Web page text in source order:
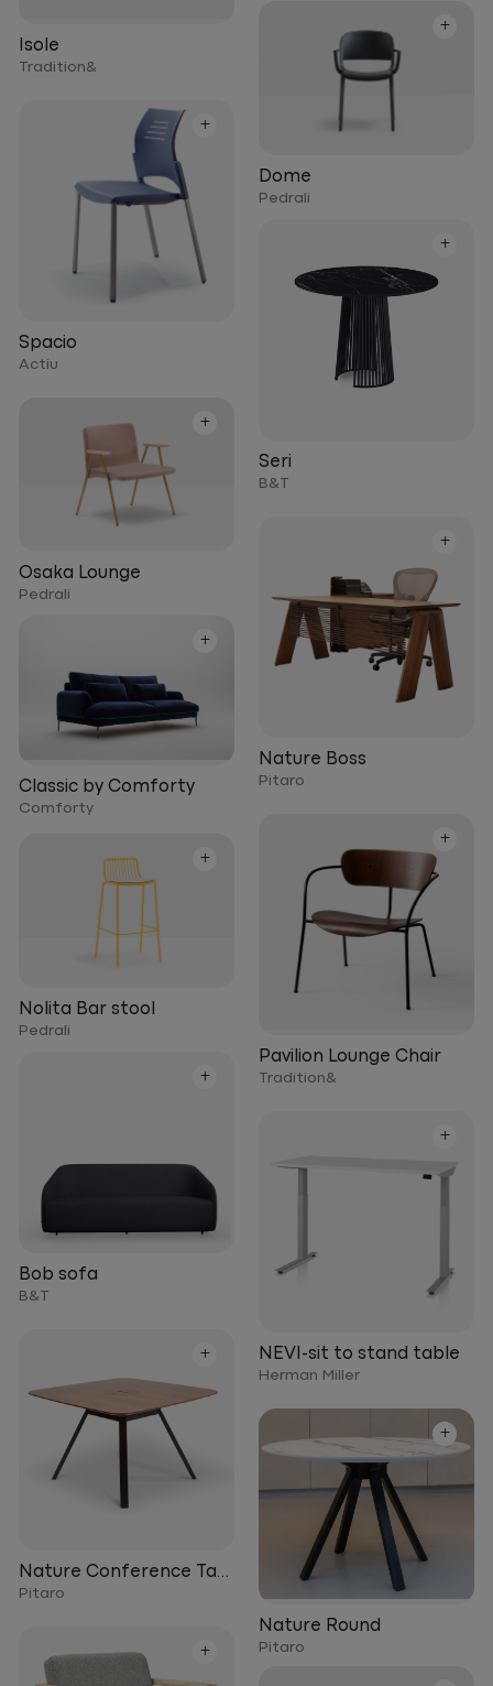
Isole
Tradition&
+
Dome
Pedrali
+
Spacio
Actiu
+
Seri
B&T
+
Osaka Lounge
Pedrali
+
Nature Boss
Pitaro
+
Classic by Comforty
Comforty
+
Pavilion Lounge Chair
Tradition&
+
Nolita Bar stool
Pedrali
+
Bob sofa
B&T
+
NEVI-sit to stand table
Herman Miller
+
Nature Conference Table
Pitaro
+
Nature Round
Pitaro
+